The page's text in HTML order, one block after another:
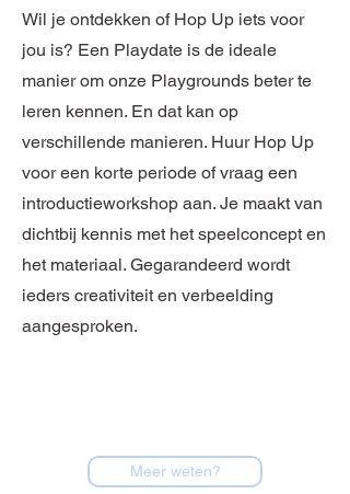
Wil je ontdekken of Hop Up iets voor
jou is? Een Playdate is de ideale
manier om onze Playgrounds beter te
leren kennen. En dat kan op
verschillende manieren. Huur Hop Up
voor een korte periode of vraag een
introductieworkshop aan. Je maakt van
dichtbij kennis met het speelconcept en
het materiaal. Gegarandeerd wordt
ieders creativiteit en verbeelding
aangesproken.
Meer weten?